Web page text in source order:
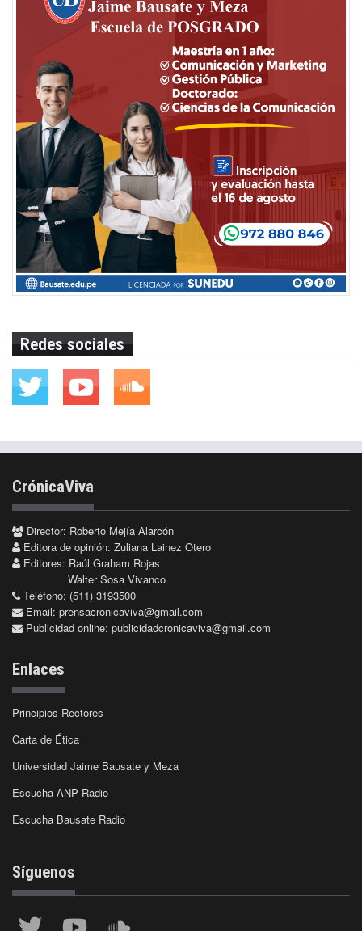
Redes sociales
CrónicaViva
Director: Roberto Mejía Alarcón
Editora de opinión: Zuliana Lainez Otero
Editores: Raúl Graham Rojas
Walter Sosa Vivanco
Teléfono: (511) 3193500
Email: prensacronicaviva@gmail.com
Publicidad online: publicidadcronicaviva@gmail.com
Enlaces
Principios Rectores
Carta de Ética
Universidad Jaime Bausate y Meza
Escucha ANP Radio
Escucha Bausate Radio
Síguenos